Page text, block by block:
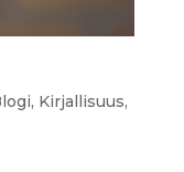
, Kirjallisuus,